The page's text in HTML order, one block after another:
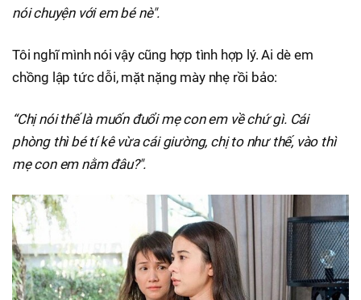
nói chuyện với em bé nè".
Tôi nghĩ mình nói vậy cũng hợp tình hợp lý. Ai dè em
chồng lập tức dỗi, mặt nặng mày nhẹ rồi bảo:
“Chị nói thế là muốn đuổi mẹ con em về chứ gì. Cái
phòng thì bé tí kê vừa cái giường, chị to như thế, vào thì
mẹ con em nằm đâu?".